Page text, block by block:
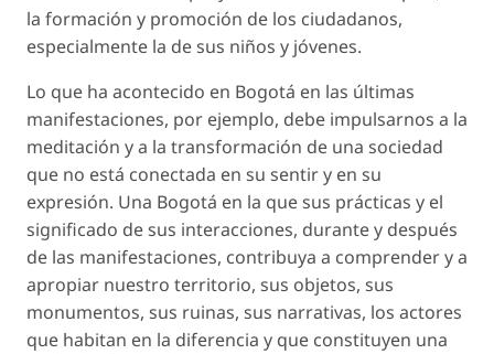
la formación y promoción de los ciudadanos,
especialmente la de sus niños y jóvenes.
Lo que ha acontecido en Bogotá en las últimas
manifestaciones, por ejemplo, debe impulsarnos a la
meditación y a la transformación de una sociedad
que no está conectada en su sentir y en su
expresión. Una Bogotá en la que sus prácticas y el
significado de sus interacciones, durante y después
de las manifestaciones, contribuya a comprender y a
apropiar nuestro territorio, sus objetos, sus
monumentos, sus ruinas, sus narrativas, los actores
que habitan en la diferencia y que constituyen una